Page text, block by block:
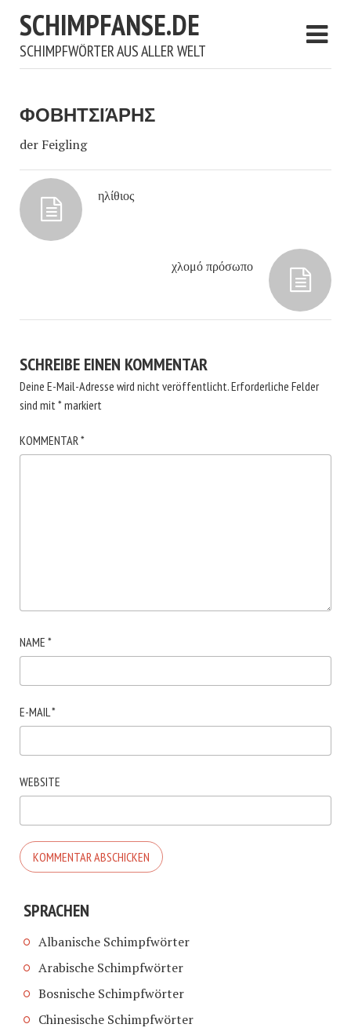
SCHIMPFANSE.DE
SCHIMPFWÖRTER AUS ALLER WELT
ΦΟΒΗΤΣΙΆΡΗΣ
der Feigling
ηλίθιος
χλομό πρόσωπο
SCHREIBE EINEN KOMMENTAR
Deine E-Mail-Adresse wird nicht veröffentlicht.Erforderliche Felder
sind mit*markiert
KOMMENTAR*
NAME *
E-MAIL*
WEBSITE
SPRACHEN
Albanische Schimpfwörter
Arabische Schimpfwörter
Bosnische Schimpfwörter
Chinesische Schimpfwörter